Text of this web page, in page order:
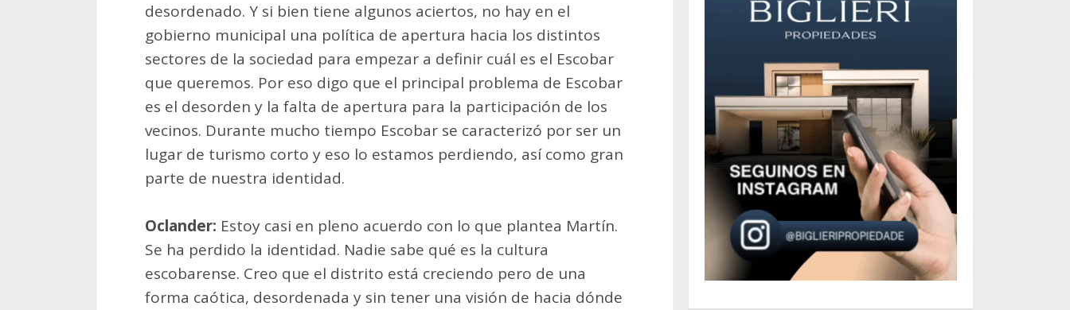
desordenado. Y si bien tiene algunos aciertos, no hay en el
gobierno municipal una política de apertura hacia los distintos
sectores de la sociedad para empezar a definir cuál es el Escobar
que queremos. Por eso digo que el principal problema de Escobar
es el desorden y la falta de apertura para la participación de los
vecinos. Durante mucho tiempo Escobar se caracterizó por ser un
lugar de turismo corto y eso lo estamos perdiendo, así como gran
parte de nuestra identidad.
Oclander: Estoy casi en pleno acuerdo con lo que plantea Martín.
Se ha perdido la identidad. Nadie sabe qué es la cultura
escobarense. Creo que el distrito está creciendo pero de una
forma caótica, desordenada y sin tener una visión de hacia dónde